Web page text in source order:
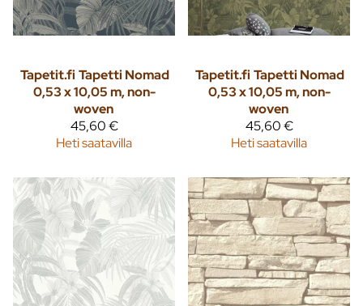
Tapetit.fiTapetti Nomad
0,53 x 10,05 m, non-
woven
45,60 €
Heti saatavilla
Tapetit.fiTapetti Nomad
0,53 x 10,05 m, non-
woven
45,60 €
Heti saatavilla